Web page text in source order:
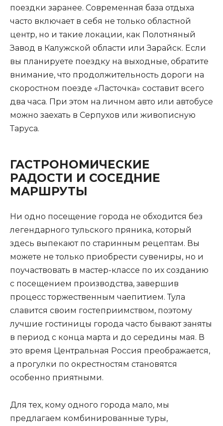
поездки заранее. Современная база отдыха
часто включает в себя не только областной
центр, но и такие локации, как Полотняный
Завод в Калужской области или Зарайск. Если
вы планируете поездку на выходные, обратите
внимание, что продолжительность дороги на
скоростном поезде «Ласточка» составит всего
два часа. При этом на личном авто или автобусе
можно заехать в Серпухов или живописную
Таруса.
ГАСТРОНОМИЧЕСКИЕ
РАДОСТИ И СОСЕДНИЕ
МАРШРУТЫ
Ни одно посещение города не обходится без
легендарного тульского пряника, который
здесь выпекают по старинным рецептам. Вы
можете не только приобрести сувениры, но и
поучаствовать в мастер-классе по их созданию
с посещением производства, завершив
процесс торжественным чаепитием. Тула
славится своим гостеприимством, поэтому
лучшие гостиницы города часто бывают заняты
в период с конца марта и до середины мая. В
это время Центральная Россия преображается,
а прогулки по окрестностям становятся
особенно приятными.
Для тех, кому одного города мало, мы
предлагаем комбинированные туры,